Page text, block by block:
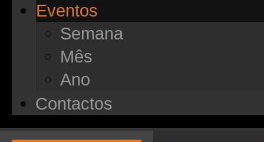
Eventos
Semana
Mês
Ano
Contactos